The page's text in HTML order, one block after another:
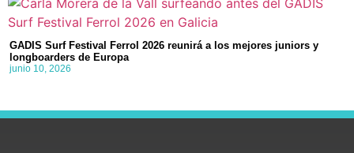
GADIS Surf Festival Ferrol 2026 reunirá a los mejores juniors y
longboarders de Europa
junio 10, 2026